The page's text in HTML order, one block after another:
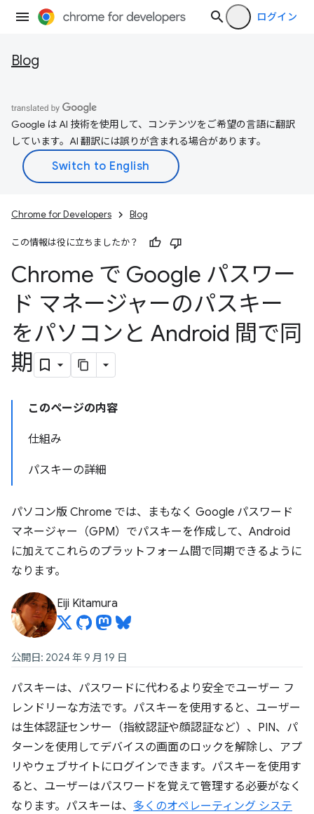
ログイン
Blog
Google は AI 技術を使用して、コンテンツをご希望の言語に翻訳
しています。AI 翻訳には誤りが含まれる場合があります。
Chrome for Developers Blog
この情報は役に立ちましたか？
Chrome で Google パスワー
ド マネージャーのパスキー
をパソコンと Android 間で同
期
このページの内容
仕組み
パスキーの詳細
パソコン版 Chrome では、まもなく Google パスワード
マネージャー（GPM）でパスキーを作成して、Android
に加えてこれらのプラットフォーム間で同期できるように
なります。
Eiji Kitamura
公開日: 2024 年 9 月 19 日
パスキーは、パスワードに代わるより安全でユーザー フ
レンドリーな方法です。パスキーを使用すると、ユーザー
は生体認証センサー（指紋認証や顔認証など）、PIN、パ
ターンを使用してデバイスの画面のロックを解除し、アプ
リやウェブサイトにログインできます。パスキーを使用す
ると、ユーザーはパスワードを覚えて管理する必要がなく
なります。パスキーは、 多くのオペレーティング システ